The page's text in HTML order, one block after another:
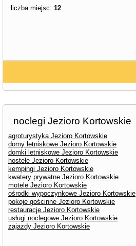
liczba miejsc: 12
noclegi Jezioro Kortowskie
agroturystyka Jezioro Kortowskie
domy letniskowe Jezioro Kortowskie
domki letniskowe Jezioro Kortowskie
hostele Jezioro Kortowskie
kempingi Jezioro Kortowskie
kwatery prywatne Jezioro Kortowskie
motele Jezioro Kortowskie
ośrodki wypoczynkowe Jezioro Kortowskie
pokoje gościnne Jezioro Kortowskie
restauracje Jezioro Kortowskie
usługi noclegowe Jezioro Kortowskie
zajazdy Jezioro Kortowskie